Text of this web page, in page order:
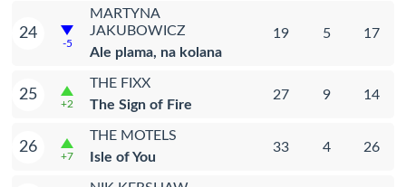
24
-5
MARTYNA
JAKUBOWICZ
Ale plama, na kolana
19 5 17
25
+2
THE FIXX
The Sign of Fire
27 9 14
26
+7
THE MOTELS
Isle of You
33 4 26